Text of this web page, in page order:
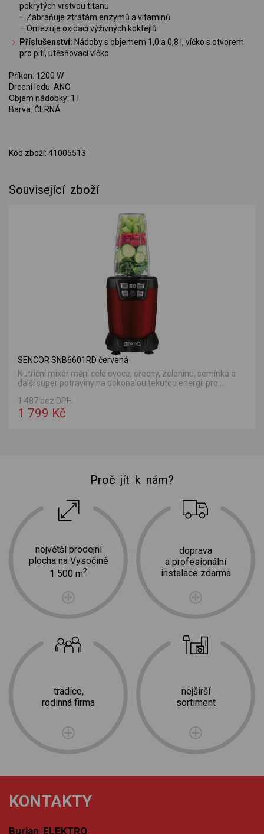
pokrytých vrstvou titanu
– Zabraňuje ztrátám enzymů a vitaminů
– Omezuje oxidaci výživných koktejlů
Příslušenství: Nádoby s objemem 1,0 a 0,8 l, víčko s otvorem
pro pití, utěsňovací víčko
Příkon: 1200 W
Drcení ledu: ANO
Objem nádobky: 1 l
Barva: ČERNÁ
Kód zboží: 41005513
Související zboží
SENCOR SNB6601RD červená
Nutriční mixér mění celé ovoce, ořechy, zeleninu, semínka a
další super potraviny na dokonalou tekutou energii pro...
1 487 bez DPH
1 799 Kč
Proč jít k nám?
největší prodejní
plocha na Vysočině
1 500 m2
tradice,
rodinná firma
doprava
a profesionální
instalace zdarma
nejširší
sortiment
KONTAKTY
Burian ELEKTRO